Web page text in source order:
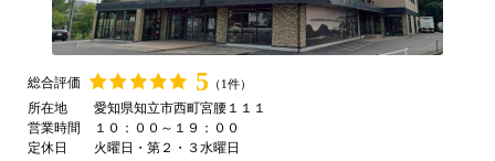
総合評価 5 （1件）
所在地
愛知県知立市西町宮腰１１１
営業時間
１０：００～１９：００
定休日
火曜日・第２・３水曜日